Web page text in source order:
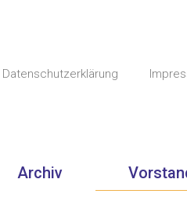
Datenschutzerklärung
Archiv